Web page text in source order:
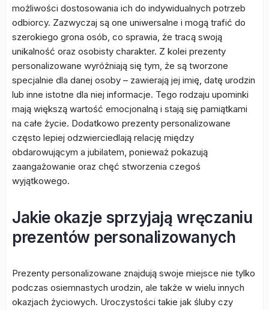
możliwości dostosowania ich do indywidualnych potrzeb
odbiorcy. Zazwyczaj są one uniwersalne i mogą trafić do
szerokiego grona osób, co sprawia, że tracą swoją
unikalność oraz osobisty charakter. Z kolei prezenty
personalizowane wyróżniają się tym, że są tworzone
specjalnie dla danej osoby – zawierają jej imię, datę urodzin
lub inne istotne dla niej informacje. Tego rodzaju upominki
mają większą wartość emocjonalną i stają się pamiątkami
na całe życie. Dodatkowo prezenty personalizowane
często lepiej odzwierciedlają relację między
obdarowującym a jubilatem, ponieważ pokazują
zaangażowanie oraz chęć stworzenia czegoś
wyjątkowego.
Jakie okazje sprzyjają wręczaniu
prezentów personalizowanych
Prezenty personalizowane znajdują swoje miejsce nie tylko
podczas osiemnastych urodzin, ale także w wielu innych
okazjach życiowych. Uroczystości takie jak śluby czy